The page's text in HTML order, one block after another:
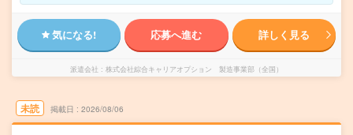
気になる! 応募へ進む 詳しく見る
派遣会社 株式会社綜合キャリアオプション 製造事業部（全国）
未読 掲載日 2026/08/06